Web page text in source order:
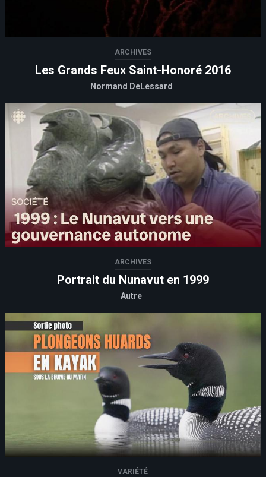
ARCHIVES
Les Grands Feux Saint-Honoré 2016
Normand DeLessard
ARCHIVES
Portrait du Nunavut en 1999
Autre
VARIÉTÉ